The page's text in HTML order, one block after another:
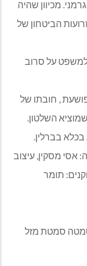
מכיוון שהיה
הביטחון של
למשפט על סרוב
, חובתו של
השלטון.
בכלא בברלין.
אסי מסקין, עיצוב
תומר
21:00 תיאטרון הסמטה סמטת מזל